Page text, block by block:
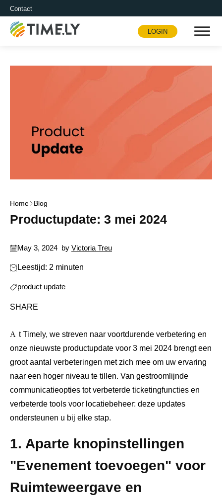
Contact
Timely
LOGIN
Home Blog
Productupdate: 3 mei 2024
May 3, 2024 by Victoria Treu
Leestijd: 2 minuten
product update
SHARE
At Timely, we streven naar voortdurende verbetering en
onze nieuwste productupdate voor 3 mei 2024 brengt een
groot aantal verbeteringen met zich mee om uw ervaring
naar een hoger niveau te tillen. Van gestroomlijnde
communicatieopties tot verbeterde ticketingfuncties en
verbeterde tools voor locatiebeheer: deze updates
ondersteunen u bij elke stap.
1. Aparte knopinstellingen
"Evenement toevoegen" voor
Ruimteweergave en